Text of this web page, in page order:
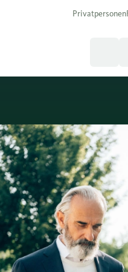
Privatpersonen